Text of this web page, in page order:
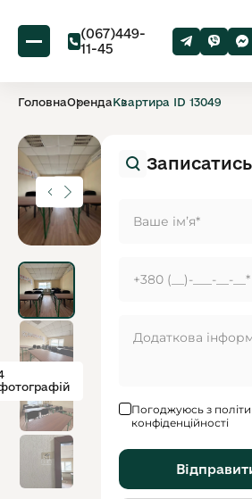
(067)449-
11-45
ГоловнаОрендаКвартира ID 13049
Погоджуюсь з
конфіденційності